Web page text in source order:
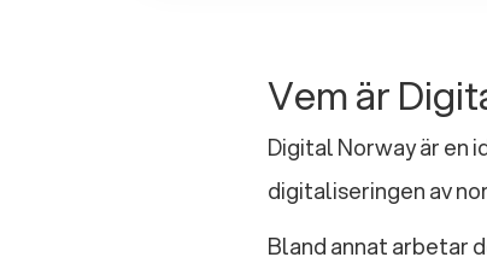
Vem är
Digital Norway är en
digitaliseringen av
Bland annat arbetar